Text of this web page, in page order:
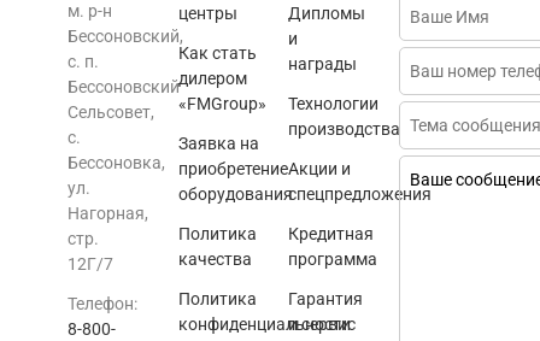
м. р-н
Бессоновский,
с. п.
Бессоновский
Сельсовет,
с.
Бессоновка,
ул.
Нагорная,
стр.
12Г/7
Телефон:
8-800-
центры
Как стать
дилером
«FMGroup»
Заявка на
приобретение
оборудования
Политика
качества
Политика
конфиденциальности
Дипломы
и
награды
Технологии
производства
Акции и
спецпредложения
Кредитная
программа
Гарантия
и сервис